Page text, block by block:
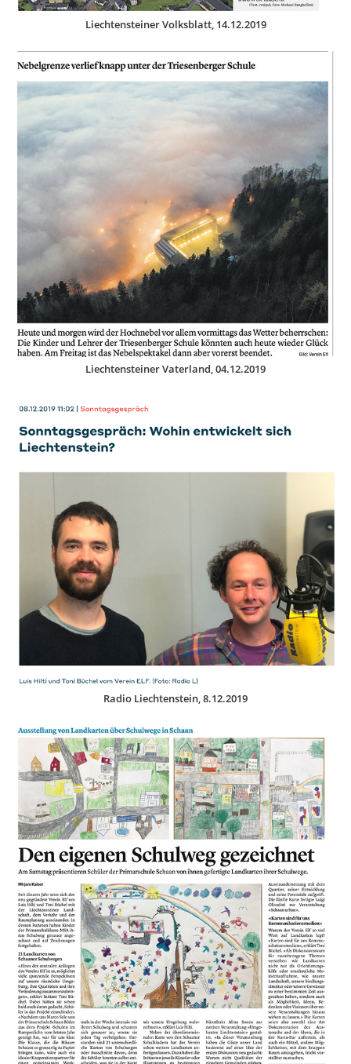
Liechtensteiner Volksblatt, 14.12.2019
Liechtensteiner Vaterland, 04.12.2019
Radio Liechtenstein, 8.12.2019